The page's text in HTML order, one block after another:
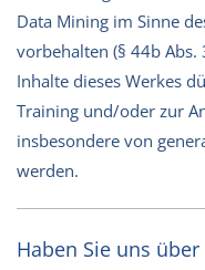
Data Mining im Sinne
vorbehalten (§ 44b
Inhalte dieses Werkes
Training und/oder zur
insbesondere von
werden.
Haben Sie uns